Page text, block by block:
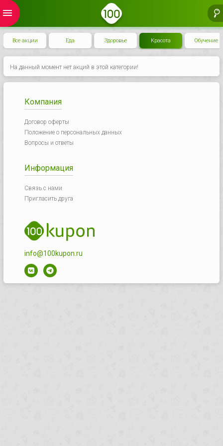
menu
Все акции Еда Здоровье Красота Обучение
На данный момент нет акций в этой категории!
Компания
Договор оферты
Положение о персональных данных
Вопросы и ответы
Информация
Связь с нами
Пригласить друга
info@100kupon.ru